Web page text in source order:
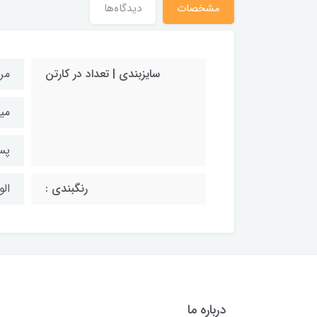
مشخصات دیدگاه‌ها
سایزبندی | تعداد در کارتن
میانه
رنگبندی :
درباره ما